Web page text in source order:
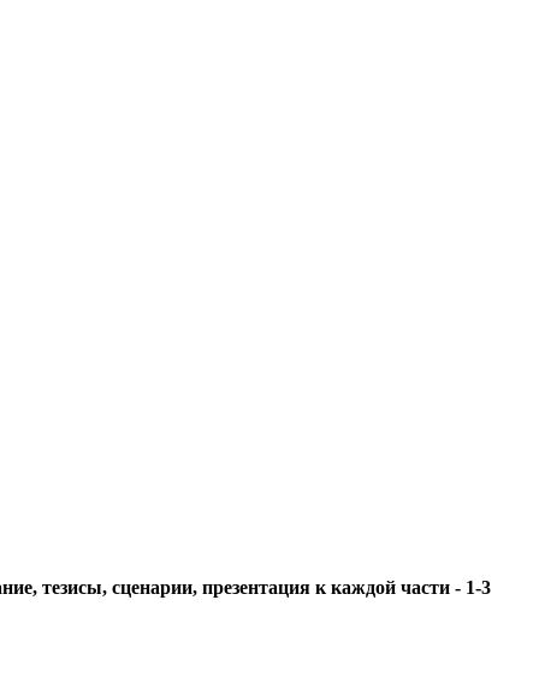
тезисы, сценарии, презентация к каждой части - 1-3